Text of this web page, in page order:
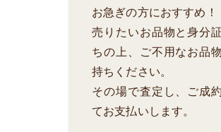
お急ぎの方におすすめ！
売りたいお品物と身分
ちの上、ご不用なお品
持ちください。
その場で査定し、ご成
てお支払いします。